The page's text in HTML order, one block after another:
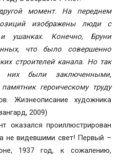
момент. На переднем
изображены люди с
ушанках. Конечно, Бруни
что было совершенно
строителей канала. Но так
них были заключенными,
героическому труду
Жизнеописание художника
2009)
оказался проиллюстрирован
не видевшими свет! Первый –
1937 год, к сожалению,